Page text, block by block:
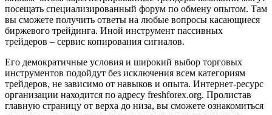
посещать специализированный форум по обмену опытом. Там
вы сможете получить ответы на любые вопросы касающиеся
биржевого трейдинга. Иной инструмент пассивных
трейдеров – сервис копирования сигналов.
Его демократичные условия и широкий выбор торговых
инструментов подойдут без исключения всем категориям
трейдеров, не зависимо от навыков и опыта. Интернет-ресурс
организации находится по адресу freshforex.org. Пролистав
главную страницу от верха до низа, вы сможете ознакомиться